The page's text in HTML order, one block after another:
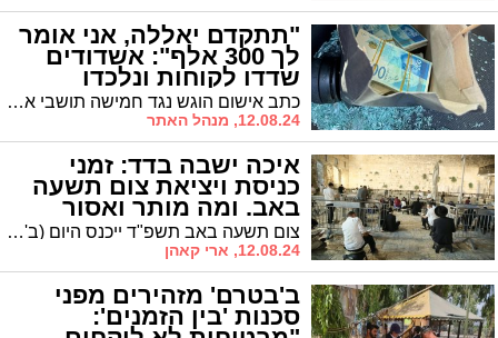
"תתקדם יאללה, אני אומר
לך 300 אלף": אשדודים
שדדו לקוחות ונלכדו
כתב אישום הוגש נגד חמישה תושבי אשדוד, תל אביב, וחולון, שנהגו לארוב לאנשים שפרטו כספים בצ'יינג'ים או בדרכם להפקיד אותם ולשדוד אותם.
12.08.24, מנהל האתר
איכה ישבה בדד: זמני
כניסת ויציאת צום תשעה
באב. ומה מותר ואסור
בצום? צום תשעה באב תשפ"ד ייכנס היום (ב') בערב בשעה 19:30. יציאת הצום: מחר (ג') בשעה 19:53. מה מותר ומה אסור בצום? מידע באדיבות המועה"ד
12.08.24, ארי קאהן
ב'בטרם' מזהירים מפני
סכנות 'בין הזמנים':